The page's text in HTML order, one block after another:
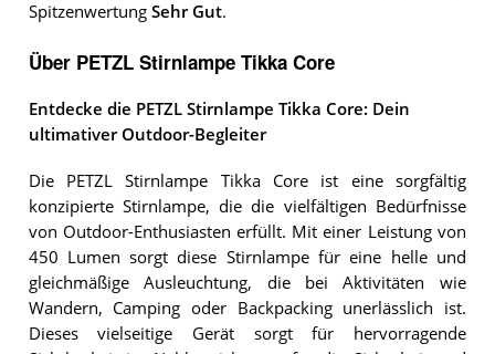
Spitzenwertung Sehr Gut.
Über PETZL Stirnlampe Tikka Core
Entdecke die PETZL Stirnlampe Tikka Core: Dein
ultimativer Outdoor-Begleiter
Die PETZL Stirnlampe Tikka Core ist eine sorgfältig
konzipierte Stirnlampe, die die vielfältigen Bedürfnisse
von Outdoor-Enthusiasten erfüllt. Mit einer Leistung von
450 Lumen sorgt diese Stirnlampe für eine helle und
gleichmäßige Ausleuchtung, die bei Aktivitäten wie
Wandern, Camping oder Backpacking unerlässlich ist.
Dieses vielseitige Gerät sorgt für hervorragende